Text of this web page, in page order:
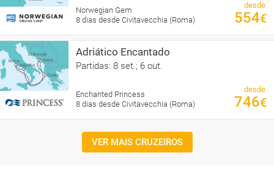
Norwegian Gem
8 dias desde Civitavecchia (Roma)
desde
554€
Adriático Encantado
Partidas: 8 set.; 6 out.
Enchanted Princess
8 dias desde Civitavecchia (Roma)
desde
746€
VER MAIS CRUZEIROS